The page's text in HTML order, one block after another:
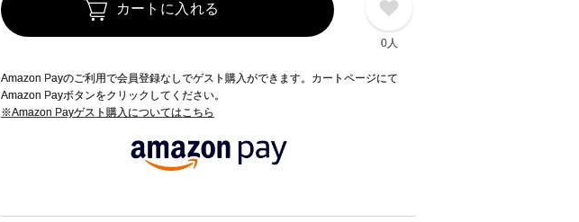
カートに入れる
0人
Amazon Payのご利用で会員登録なしでゲスト購入ができます。カートページにて
Amazon Payボタンをクリックしてください。
※Amazon Payゲスト購入についてはこちら